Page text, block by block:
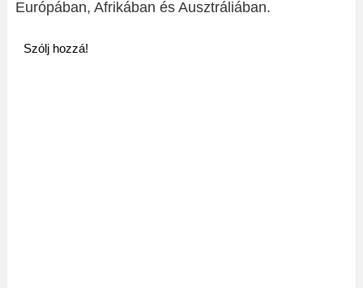
Európában, Afrikában és Ausztráliában.
Szólj hozzá!